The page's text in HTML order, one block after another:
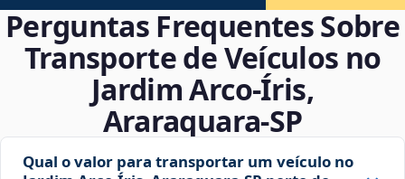
Perguntas Frequentes Sobre
Transporte de Veículos no
Jardim Arco‑Íris,
Araraquara‑SP
Qual o valor para transportar um veículo no